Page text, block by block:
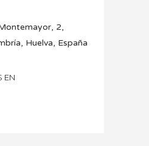
2,
Huelva, España
EN